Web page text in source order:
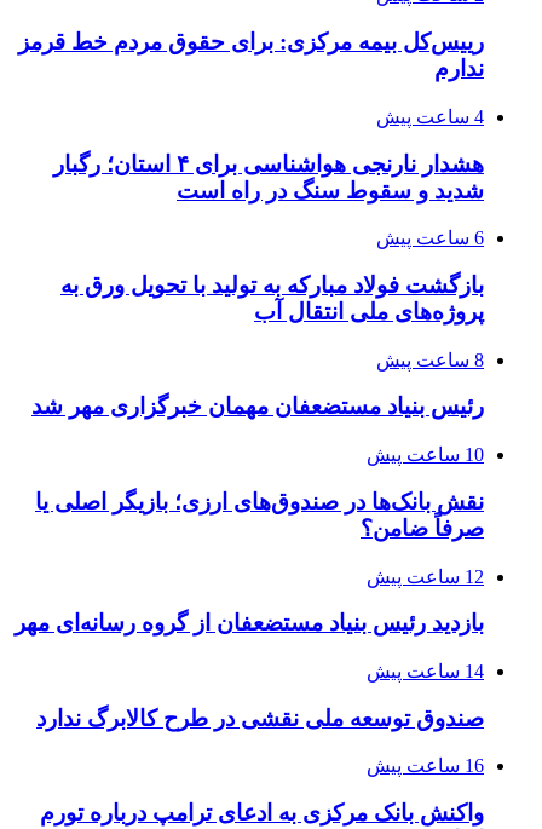
رییس‌کل بیمه مرکزی: برای حقوق مردم خط قرمز
ندارم
4 ساعت پیش
هشدار نارنجی هواشناسی برای ۴ استان؛ رگبار
شدید و سقوط سنگ در راه است
6 ساعت پیش
بازگشت فولاد مبارکه به تولید با تحویل ورق به
پروژه‌های ملی انتقال آب
8 ساعت پیش
رئیس بنیاد مستضعفان مهمان خبرگزاری مهر شد
10 ساعت پیش
نقش بانک‌ها در صندوق‌های ارزی؛ بازیگر اصلی یا
صرفاً ضامن؟
12 ساعت پیش
بازدید رئیس بنیاد مستضعفان از گروه رسانه‌ای مهر
14 ساعت پیش
صندوق توسعه ملی نقشی در طرح کالابرگ ندارد
16 ساعت پیش
واکنش بانک مرکزی به ادعای ترامپ درباره تورم